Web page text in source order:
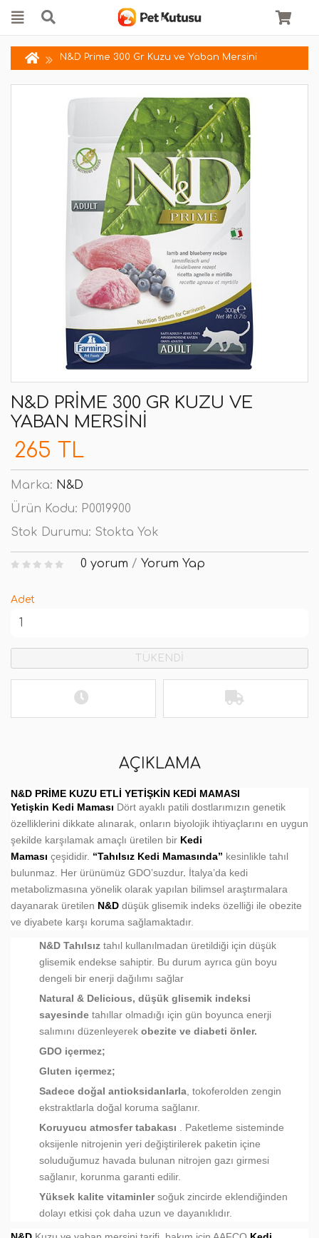
N&D Prime 300 Gr Kuzu ve Yaban Mersini
N&D PRIME 300 GR KUZU VE
YABAN MERSINI
265 TL
Marka: N&D
Ürün Kodu: P0019900
Stok Durumu: Stokta Yok
0 yorum / Yorum Yap
Adet
TÜKENDİ
AÇIKLAMA
N&D PRIME KUZU ETLI YETIŞKIN KEDI MAMASI
Yetişkin Kedi Maması Dört ayaklı patili dostlarımızın genetik
özelliklerini dikkate alınarak, onların biyolojik ihtiyaçlarını en uygun
şekilde karşılamak amaçlı üretilen bir Kedi
Maması çeşididir. “Tahılsız Kedi Mamasında” kesinlikle tahıl
bulunmaz. Her ürünümüz GDO’suzdur. İtalya’da kedi
metabolizmasına yönelik olarak yapılan bilimsel araştırmalara
dayanarak üretilen N&D düşük glisemik indeks özelliği ile obezite
ve diyabete karşı koruma sağlamaktadır.
N&D Tahılsız tahıl kullanılmadan üretildiği için düşük
glisemik endekse sahiptir. Bu durum ayrıca gün boyu
dengeli bir enerji dağılımı sağlar
Natural & Delicious, düşük glisemik indeksi
sayesinde tahıllar olmadığı için gün boyunca enerji
salımını düzenleyerek obezite ve diabeti önler.
GDO içermez;
Gluten içermez;
Sadece doğal antioksidanlarla , tokoferolden zengin
ekstraktlarla doğal koruma sağlanır.
Koruyucu atmosfer tabakası
. Paketleme sisteminde
oksijenle nitrojenin yeri değiştirilerek paketin içine
soluduğumuz havada bulunan nitrojen gazı girmesi
sağlanır, korunma garanti edilir.
Yüksek kalite vitaminlersoğuk zincirde eklendiğinden
dolayı etkisi çok daha uzun ve dayanıklıdır.